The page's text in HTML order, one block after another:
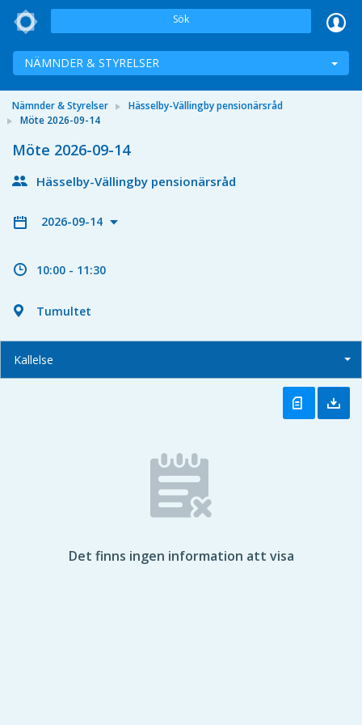
Sök
NÄMNDER & STYRELSER
Nämnder & Styrelser
Hässelby-Vällingby pensionärsråd
Möte 2026-09-14
Möte 2026-09-14
Hässelby-Vällingby pensionärsråd
2026-09-14
10:00 - 11:30
Tumultet
Kallelse
Det finns ingen information att visa